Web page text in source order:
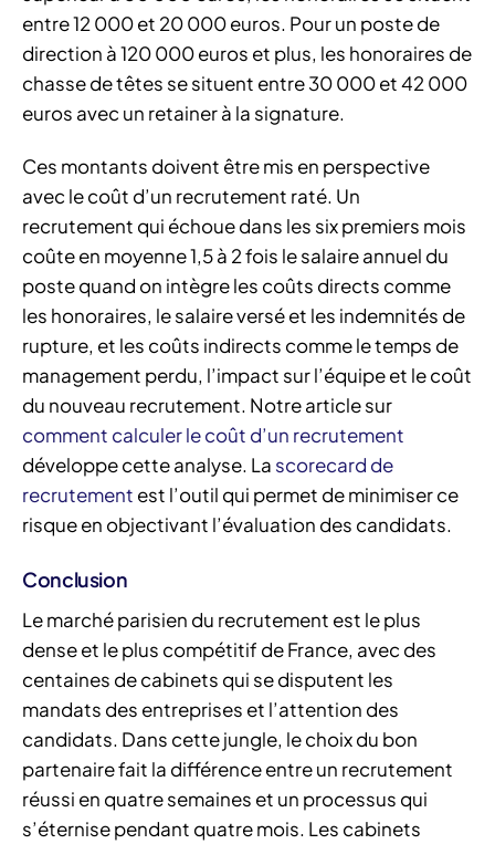
entre 12 000 et 20 000 euros. Pour un poste de
direction à 120 000 euros et plus, les honoraires de
chasse de têtes se situent entre 30 000 et 42 000
euros avec un retainer à la signature.
Ces montants doivent être mis en perspective
avec le coût d’un recrutement raté. Un
recrutement qui échoue dans les six premiers mois
coûte en moyenne 1,5 à 2 fois le salaire annuel du
poste quand on intègre les coûts directs comme
les honoraires, le salaire versé et les indemnités de
rupture, et les coûts indirects comme le temps de
management perdu, l’impact sur l’équipe et le coût
du nouveau recrutement. Notre article sur
comment calculer le coût d’un recrutement
développe cette analyse. La scorecard de
recrutement est l’outil qui permet de minimiser ce
risque en objectivant l’évaluation des candidats.
Conclusion
Le marché parisien du recrutement est le plus
dense et le plus compétitif de France, avec des
centaines de cabinets qui se disputent les
mandats des entreprises et l’attention des
candidats. Dans cette jungle, le choix du bon
partenaire fait la différence entre un recrutement
réussi en quatre semaines et un processus qui
s’éternise pendant quatre mois. Les cabinets